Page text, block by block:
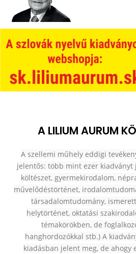
A LILIUM AURUM
A szellemi műhely eddigi
jelentős: több mint ezer kiadványt
költészet, gyermekirodalom,
művelődéstörténet,
társadalomtudomány,
helytörténet, oktatási
témakörökben, de
hanghordozókkal stb.) A
kiadásban jelent meg, de ahogy